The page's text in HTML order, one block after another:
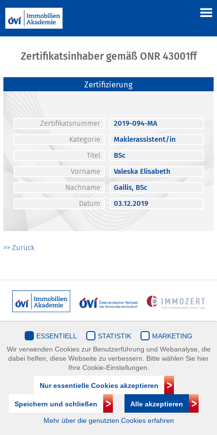
Zertifikatsinhaber gemäß ONR 43001ff
Zertifizierung
Zertifikatsnummer
2019-094-MA
Kategorie
Maklerassistent/in
Titel
BSc
Vorname
Valeska Elisabeth
Nachname
Gailis, BSc
Datum
03.12.2019
>> Zurück
Immobilienakademie
Mariahilfer Straße 116/2.OG/2 1070 Wien | +43(1)505 32 50 |
immobilienakademie@ovi.at
ESSENTIELL STATISTIK
MARKETING
Wir verwenden Cookies zur Benutzerführung und Webanalyse, die
dabei helfen, diese Webseite zu verbessern. Bitte wählen Sie hier
Ihre Cookie-Einstellungen.
Nur essentielle Cookies akzeptieren
Speichern und schließen Alle akzeptieren
Mehr über die genutzten Cookies erfahren